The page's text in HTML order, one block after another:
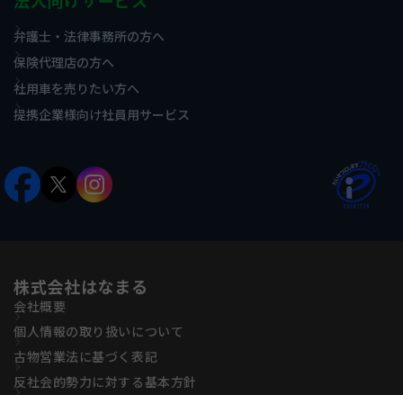
弁護士・法律事務所の方へ
保険代理店の方へ
社用車を売りたい方へ
提携企業様向け社員用サービス
株式会社はなまる
会社概要
個人情報の取り扱いについて
古物営業法に基づく表記
反社会的勢力に対する基本方針